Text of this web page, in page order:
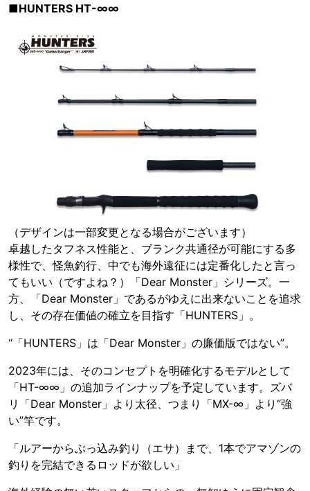
■HUNTERS HT-∞∞
（デザインは一部変更となる場合がございます）
卓越したタフネス性能と、ブランク共通径が可能にする多
様性で、怪魚釣行、中でも海外遠征には定番化したと言っ
てもいい（ですよね？）「Dear Monster」シリーズ。一
方、「Dear Monster」であるがゆえに出来ないことを追求
し、その存在価値の確立を目指す「HUNTERS」。
“「HUNTERS」は「Dear Monster」の廉価版ではない”。
2023年には、そのコンセプトを明確化するモデルとして
「HT-∞∞」の追加ラインナップを予定しています。ズバ
リ「Dear Monster」より太径、つまり「MX-∞」より“強
い”竿です。
「ルアーからぶっ込み釣り（エサ）まで、1本でアマゾンの
釣りを完結できるロッドが欲しい」